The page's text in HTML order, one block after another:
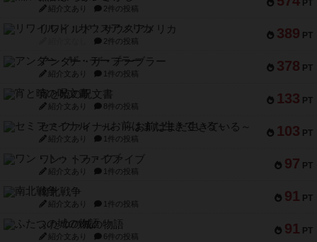
PT
紹介文あり 2件の投稿
389 PT
リワイルド：サウスアメリカ
2件の投稿
378 PT
アンダー・ザ・テーブラー
紹介文あり 1件の投稿
133 PT
宵と暁の呪文書
紹介文あり 8件の投稿
103 PT
セミファイナル ～お前はまだ生きている～
紹介文あり 1件の投稿
97 PT
ワン・トゥ・ファイブ
紹介文あり 1件の投稿
91 PT
南北戦争
紹介文あり 1件の投稿
91 PT
ふたつの城の物語
紹介文あり 6件の投稿